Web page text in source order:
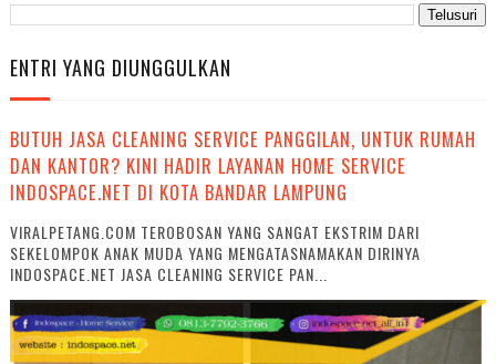
ENTRI YANG DIUNGGULKAN
BUTUH JASA CLEANING SERVICE PANGGILAN, UNTUK RUMAH
DAN KANTOR? KINI HADIR LAYANAN HOME SERVICE
INDOSPACE.NET DI KOTA BANDAR LAMPUNG
VIRALPETANG.COM TEROBOSAN YANG SANGAT EKSTRIM DARI
SEKELOMPOK ANAK MUDA YANG MENGATASNAMAKAN DIRINYA
INDOSPACE.NET JASA CLEANING SERVICE PAN...